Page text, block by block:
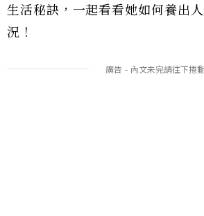
生活秘訣，一起看看她如何養出
況！